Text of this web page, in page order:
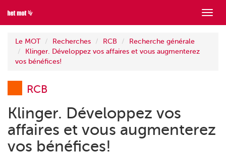
menu
Le MOT Recherches RCB
Recherche générale
Klinger. Développez vos affaires et vous augmenterez
vos bénéfices!
RCB
Klinger. Développez vos
affaires et vous augmenterez
vos bénéfices!